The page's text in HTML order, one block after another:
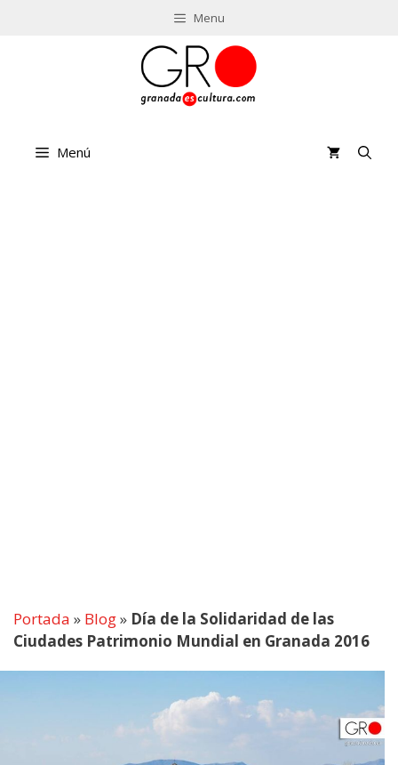
Menu
Menú
Portada » Blog» Día de la Solidaridad de las
Ciudades Patrimonio Mundial en Granada 2016